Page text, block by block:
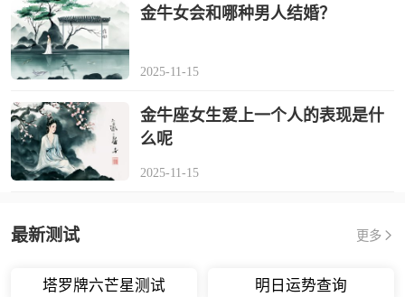
金牛女会和哪种男人结婚？
2025-11-15
金牛座女生爱上一个人的表现是什
么呢
2025-11-15
最新测试 更多
塔罗牌六芒星测试 明日运势查询